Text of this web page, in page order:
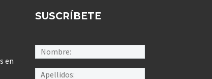
en
SUSCRÍBETE